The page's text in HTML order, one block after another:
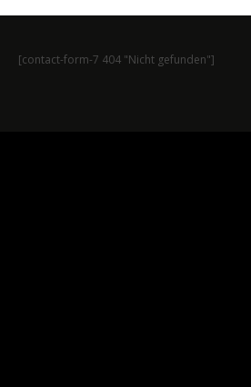
[contact-form-7 404 "Nicht gefunden"]